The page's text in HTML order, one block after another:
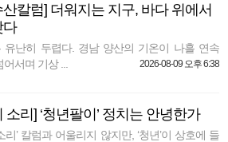
칼럼] 더워지는 지구, 바다 위에서
다
유난히 두렵다. 경남 양산의 기온이 나흘 연속
서며 기상 ...
2026-08-09 오후 6:38
소리] ‘청년팔이’ 정치는 안녕한가
리’ 칼럼과 어울리지 않지만, ‘청년’이 상호에 들